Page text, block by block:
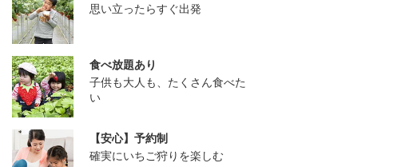
思い立ったらすぐ出発
食べ放題あり
子供も大人も、たくさん食べた
い
【安心】予約制
確実にいちご狩りを楽しむ